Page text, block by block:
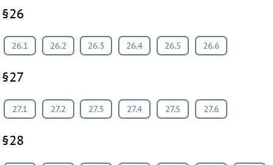
§26
26.1 26.2 26.3 26.4 26.5 26.6
§27
27.1 27.2 27.3 27.4 27.5 27.6
§28